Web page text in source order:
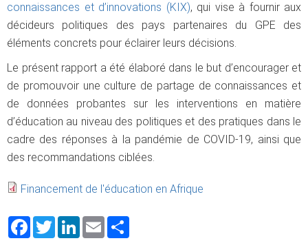
connaissances et d’innovations (KIX), qui vise à fournir aux
décideurs politiques des pays partenaires du GPE des
éléments concrets pour éclairer leurs décisions.
Le présent rapport a été élaboré dans le but d’encourager et
de promouvoir une culture de partage de connaissances et
de données probantes sur les interventions en matière
d’éducation au niveau des politiques et des pratiques dans le
cadre des réponses à la pandémie de COVID-19, ainsi que
des recommandations ciblées.
Financement de l'éducation en Afrique
Facebook
TwitterLinkedInEmail